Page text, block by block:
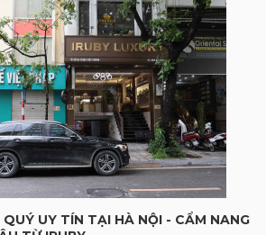
UY TÍN TẠI HÀ NỘI - CẨM NANG